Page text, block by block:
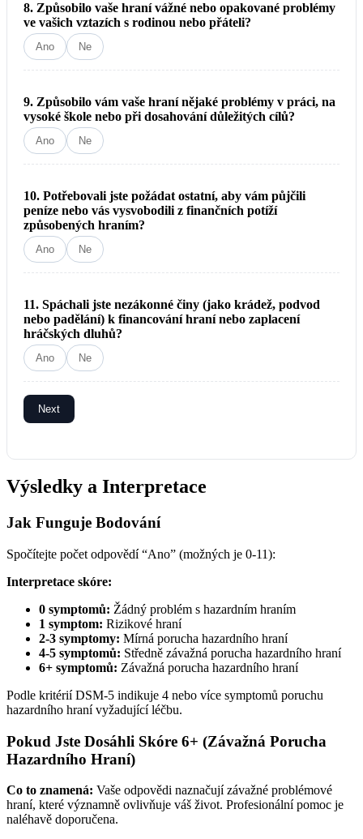
8. Způsobilo vaše hraní vážné nebo opakované problémy
ve vašich vztazích s rodinou nebo přáteli?
Ano Ne
9. Způsobilo vám vaše hraní nějaké problémy v práci, na
vysoké škole nebo při dosahování důležitých cílů?
Ano Ne
10. Potřebovali jste požádat ostatní, aby vám půjčili
peníze nebo vás vysvobodili z finančních potíží
způsobených hraním?
Ano Ne
11. Spáchali jste nezákonné činy (jako krádež, podvod
nebo padělání) k financování hraní nebo zaplacení
hráčských dluhů?
Ano Ne
Next
Výsledky a Interpretace
Jak Funguje Bodování
Spočítejte počet odpovědí “Ano” (možných je 0-11):
Interpretace skóre:
0 symptomů: Žádný problém s hazardním hraním
1 symptom: Rizikové hraní
2-3 symptomy: Mírná porucha hazardního hraní
4-5 symptomů: Středně závažná porucha hazardního hraní
6+ symptomů: Závažná porucha hazardního hraní
Podle kritérií DSM-5 indikuje 4 nebo více symptomů poruchu
hazardního hraní vyžadující léčbu.
Pokud Jste Dosáhli Skóre 6+ (Závažná Porucha
Hazardního Hraní)
Co to znamená: Vaše odpovědi naznačují závažné problémové
hraní, které významně ovlivňuje váš život. Profesionální pomoc je
naléhavě doporučena.